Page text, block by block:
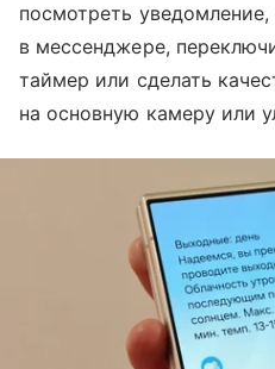
посмотреть уведомление,
в мессенджере,
таймер или сделать
на основную камеру или